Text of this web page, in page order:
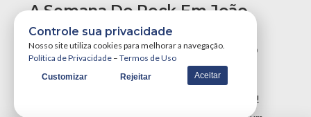
A Semana Do Rock Em João
Pessoa Promete Um Dos
Maiores Finais De Semana Do
Ano!
A Semana do Rock em João Pessoa tá destruidora!
Controle sua privacidade
Nosso site utiliza cookies para melhorar a navegação.
Política de Privacidade – Termos de Uso
Customizar Rejeitar Aceitar